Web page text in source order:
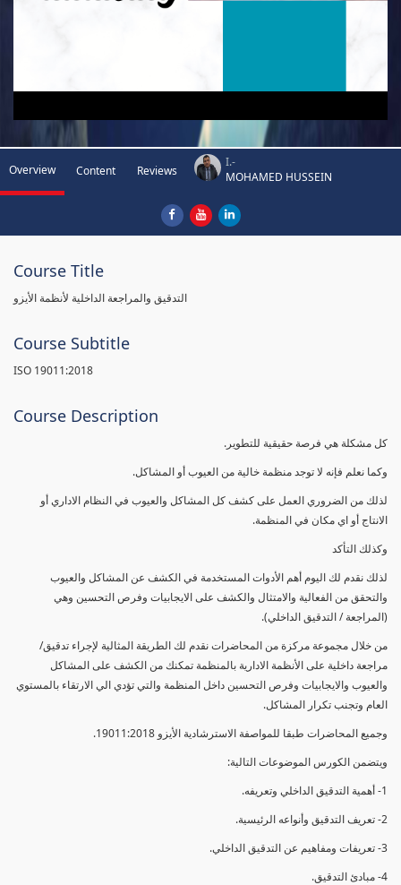
Overview Content Reviews
I.-
MOHAMED HUSSEIN
Course Title
التدقيق والمراجعة الداخلية لأنظمة الأيزو
Course Subtitle
ISO 19011:2018
Course Description
كل مشكلة هي فرصة حقيقية للتطوير.
وكما نعلم فإنه لا توجد منظمة خالية من العيوب أو المشاكل.
لذلك من الضروري العمل على كشف كل المشاكل والعيوب في النظام الاداري أو
الانتاج أو اي مكان في المنظمة.
وكذلك التأكد
لذلك نقدم لك اليوم أهم الأدوات المستخدمة في الكشف عن المشاكل والعيوب
والتحقق من الفعالية والامتثال والكشف على الايجابيات وفرص التحسين وهي
(المراجعة / التدقيق الداخلي).
من خلال مجموعة مركزة من المحاضرات نقدم لك الطريقة المثالية لإجراء تدقيق/
مراجعة داخلية على الأنظمة الادارية بالمنظمة تمكنك من الكشف على المشاكل
والعيوب والايجابيات وفرص التحسين داخل المنظمة والتي تؤدي الي الارتقاء بالمستوي
العام وتجنب تكرار المشاكل.
وجميع المحاضرات طبقا للمواصفة الاسترشادية الأيزو 19011:2018.
ويتضمن الكورس الموضوعات التالية:
1- أهمية التدقيق الداخلي وتعريفه.
2- تعريف التدقيق وأنواعه الرئيسية.
3- تعريفات ومفاهيم عن التدقيق الداخلي.
4- مبادئ التدقيق.